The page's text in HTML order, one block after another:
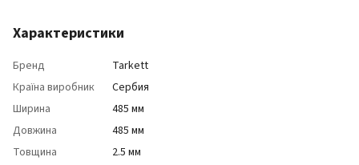
Характеристики
Бренд
Tarkett
Країна виробник
Сербия
Ширина
485 мм
Довжина
485 мм
Товщина
2.5 мм